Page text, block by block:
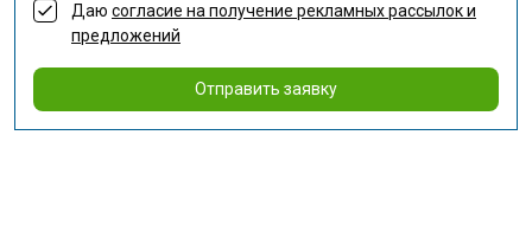
Даю согласие на получение рекламных рассылок и
предложений
Отправить заявку